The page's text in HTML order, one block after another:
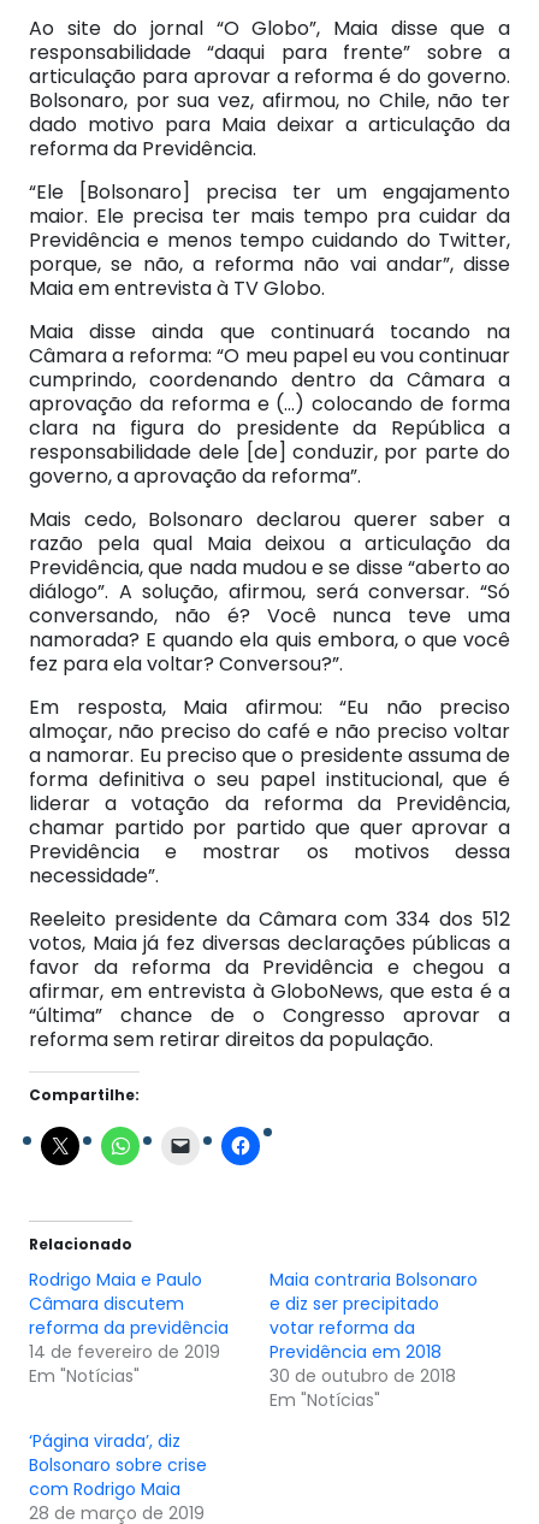
Ao site do jornal “O Globo”, Maia disse que a
responsabilidade “daqui para frente” sobre a
articulação para aprovar a reforma é do governo.
Bolsonaro, por sua vez, afirmou, no Chile, não ter
dado motivo para Maia deixar a articulação da
reforma da Previdência.
“Ele [Bolsonaro] precisa ter um engajamento
maior. Ele precisa ter mais tempo pra cuidar da
Previdência e menos tempo cuidando do Twitter,
porque, se não, a reforma não vai andar”, disse
Maia em entrevista à TV Globo.
Maia disse ainda que continuará tocando na
Câmara a reforma: “O meu papel eu vou continuar
cumprindo, coordenando dentro da Câmara a
aprovação da reforma e (…) colocando de forma
clara na figura do presidente da República a
responsabilidade dele [de] conduzir, por parte do
governo, a aprovação da reforma”.
Mais cedo, Bolsonaro declarou querer saber a
razão pela qual Maia deixou a articulação da
Previdência, que nada mudou e se disse “aberto ao
diálogo”. A solução, afirmou, será conversar. “Só
conversando, não é? Você nunca teve uma
namorada? E quando ela quis embora, o que você
fez para ela voltar? Conversou?”.
Em resposta, Maia afirmou: “Eu não preciso
almoçar, não preciso do café e não preciso voltar
a namorar. Eu preciso que o presidente assuma de
forma definitiva o seu papel institucional, que é
liderar a votação da reforma da Previdência,
chamar partido por partido que quer aprovar a
Previdência e mostrar os motivos dessa
necessidade”.
Reeleito presidente da Câmara com 334 dos 512
votos, Maia já fez diversas declarações públicas a
favor da reforma da Previdência e chegou a
afirmar, em entrevista à GloboNews, que esta é a
“última” chance de o Congresso aprovar a
reforma sem retirar direitos da população.
Compartilhe:
Relacionado
Rodrigo Maia e Paulo
Câmara discutem
reforma da previdência
14 de fevereiro de 2019
Em "Notícias"
Maia contraria Bolsonaro
e diz ser precipitado
votar reforma da
Previdência em 2018
30 de outubro de 2018
Em "Notícias"
‘Página virada’, diz
Bolsonaro sobre crise
com Rodrigo Maia
28 de março de 2019